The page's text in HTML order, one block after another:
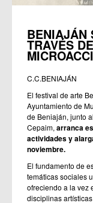
BENIAJÁN
TRAVÉS
C.C.BENIAJÁN
El festival de arte
Ayuntamiento de
de Beniaján, junto
Cepaim, arranca
actividades y
noviembre.
El fundamento de
temáticas sociales
ofreciendo a la vez
disciplinas